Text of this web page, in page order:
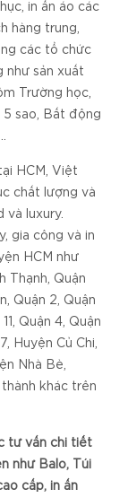
in ấn áo các
hàng trung,
các tổ chức
như sản xuất
Trường học,
5 sao, Bất động
HCM, Việt
chất lượng và
và luxury.
gia công và in
HCM như
Thạnh, Quận
Quận 2, Quận
Quận 4, Quận
Huyện Củ Chi,
Nhà Bè,
khác trên
tư vấn chi tiết
như Balo, Túi
cấp, in ấn